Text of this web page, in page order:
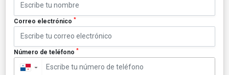
Correo electrónico *
Número de teléfono *
▼